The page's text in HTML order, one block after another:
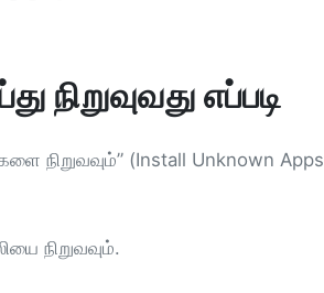
எப்படி
நிறுவவும்” (Install Unknown
நிறுவவும்.